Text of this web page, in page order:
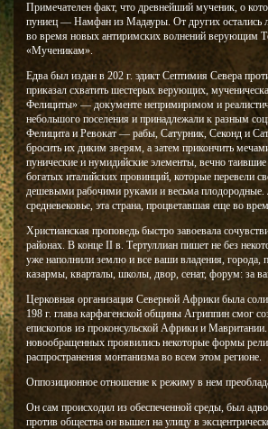
Примечателен факт, что древнейший мученик, о
пуниец — Намфан из Мадауры. От других остались
во время новых антиримских волнений верующим
«Мученикам».
Едва был издан в 202 г. эдикт Септимия Севера
приказал схватить шестерых верующих,
Фелициты» — документе непримиримом и
небольшого поселения и принадлежали к разным
Фелицита и Ревокат — рабы, Сатурник, Секонд и
бросить их диким зверям, а затем прикончить
пунические и нумидийские элементы, вечно
богатых италийских провинций, которые перевели
дешевыми рабочими руками и весьма плодородные.
средневековье, эта страна, процветавшая еще во
Христианская проповедь быстро завоевала
районах. В конце II в. Тертуллиан пишет не без
уже наполнили землю и все ваши владения,
казармы, кварталы, школы, двор, сенат, форум: за
Церковная организация Северной Африки была
198 г. глава карфагенской общины Агриппин смог
епископов из проконсульской Африки и
новообращенных проявились некоторые формы
распространения монтанизма во всем этом регионе.
Оппозиционное отношение к режиму в нем
Он сам происходил из обеспеченной среды, был
против общества он вышел на улицу в